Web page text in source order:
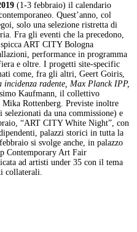
(1-3 febbraio) il calendario
Quest’anno, col
solo una selezione ristretta di
Fra gli eventi che la precedono,
ART CITY Bologna
performance in programma
e oltre. I progetti site-specific
come, fra gli altri, Geert Goiris,
incidenza radente, Max Planck IPP,
Kaufmann, il collettivo
Rottenberg. Previste inoltre
da una commissione) e
“ART CITY White Night”, con
palazzi storici in tutta la
si svolge anche, in palazzo
Contemporary Art Fair
ad artisti under 35 con il tema
collaterali.